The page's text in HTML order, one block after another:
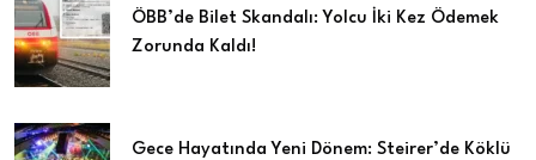
ÖBB’de Bilet Skandalı: Yolcu İki Kez Ödemek
Zorunda Kaldı!
Gece Hayatında Yeni Dönem: Steirer’de Köklü